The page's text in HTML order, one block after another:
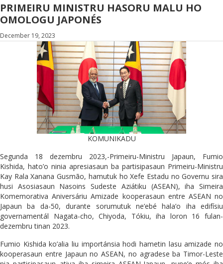
PRIMEIRU MINISTRU HASORU MALU HO
OMOLOGU JAPONÉS
December 19, 2023
KOMUNIKADU
Segunda 18 dezembru 2023,-Primeiru-Ministru Japaun, Fumio
Kishida, hato’o ninia apresiasaun ba partisipasaun Primeiru-Ministru
Kay Rala Xanana Gusmão, hamutuk ho Xefe Estadu no Governu sira
husi Asosiasaun Nasoins Sudeste Aziátiku (ASEAN), iha Simeira
Komemorativa Aniversáriu Amizade kooperasaun entre ASEAN no
Japaun ba da-50, durante sorumutuk ne’ebé hala’o iha edifísiu
governamentál Nagata-cho, Chiyoda, Tókiu, iha loron 16 fulan-
dezembru tinan 2023.
Fumio Kishida ko’alia liu importánsia hodi hametin lasu amizade no
kooperasaun entre Japaun no ASEAN, no agradese ba Timor-Leste